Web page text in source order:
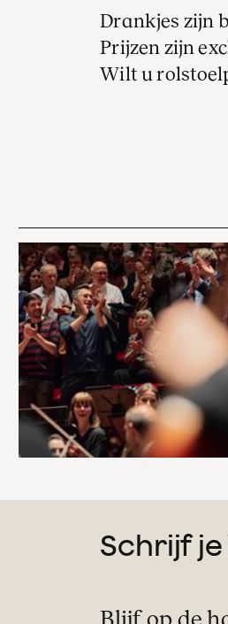
Drankjes zijn
Prijzen zijn
Wilt u
Schrijf
Blijf op de